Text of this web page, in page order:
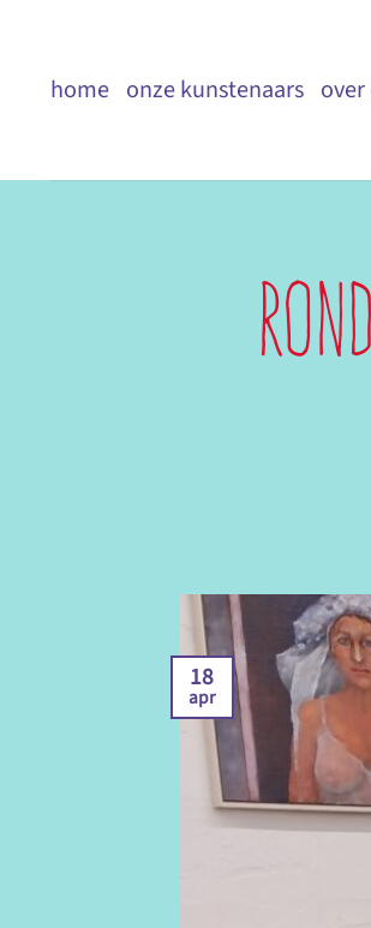
inhoudhome onze kunstenaars
18
apr